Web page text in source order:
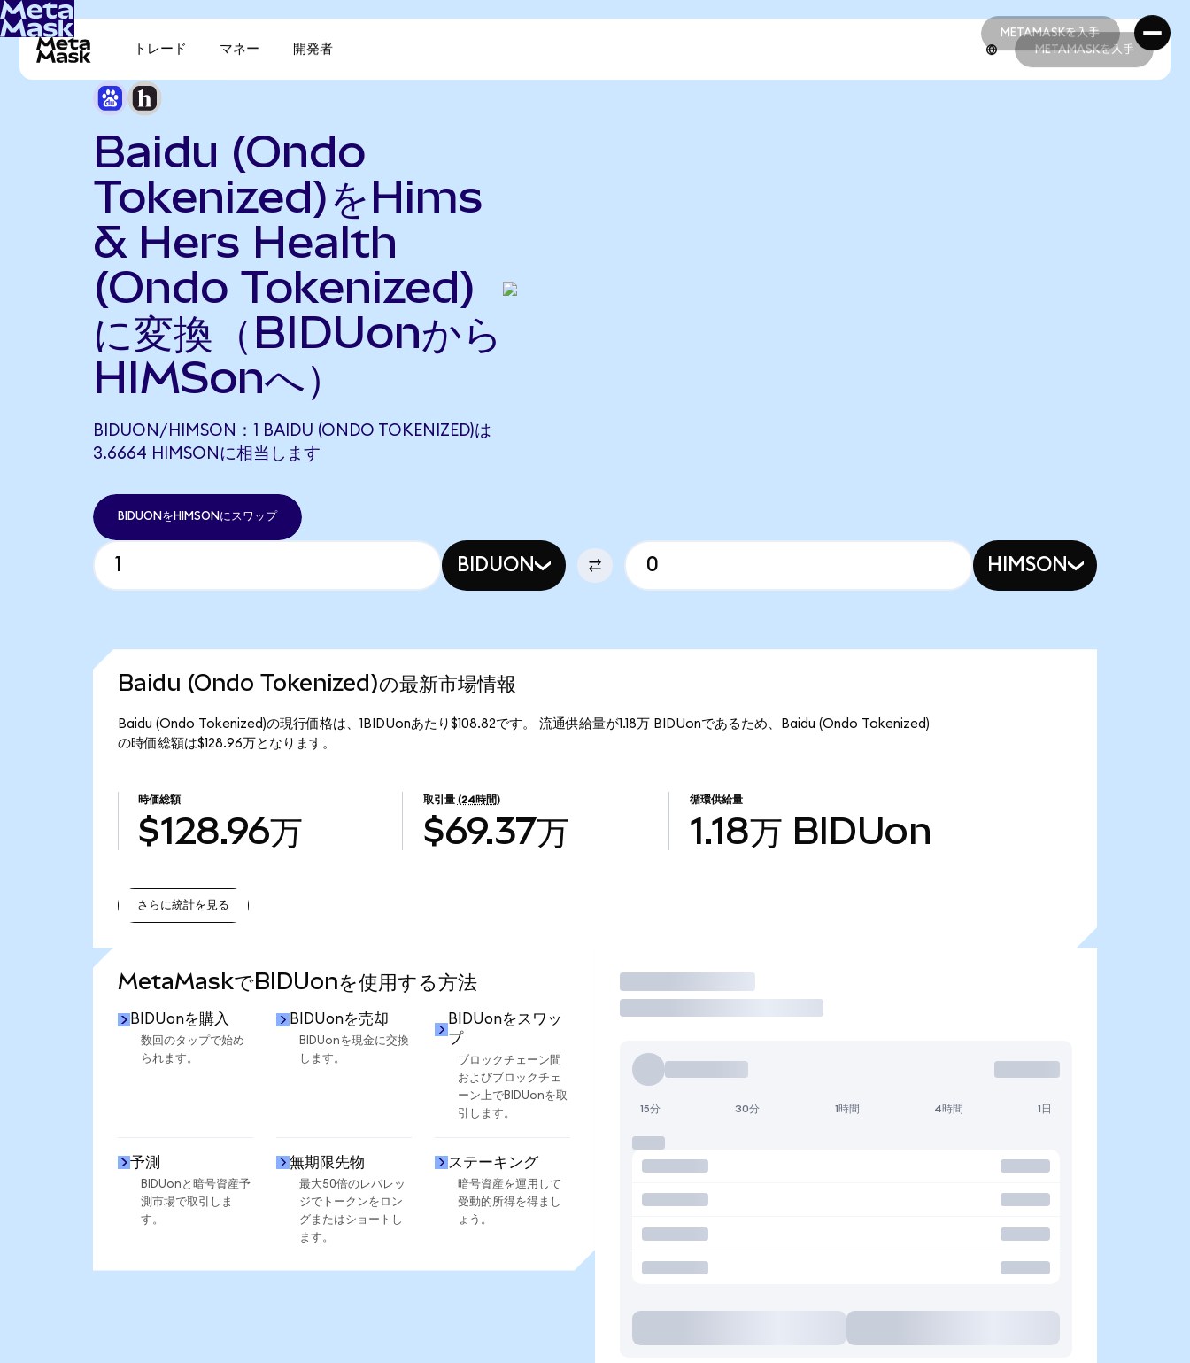
METAMASKを入手
METAMASKを入手
トレード マネー 開発者 METAMASKを入手
Baidu (Ondo
Tokenized)をHims
& Hers Health
(Ondo Tokenized)
に変換（BIDUonから
HIMSonへ）
BIDUON/HIMSON：1 BAIDU (ONDO TOKENIZED)は
3.6664 HIMSONに相当します
BIDUONをHIMSONにスワップ
BIDUON HIMSON
Baidu (Ondo Tokenized)の最新市場情報
Baidu (Ondo Tokenized)の現行価格は、1BIDUonあたり$108.82です。 流通供給量が1.18万 BIDUonであるため、Baidu (Ondo Tokenized)
の時価総額は$128.96万となります。
時価総額
$128.96万
取引量 (24時間)
$69.37万
循環供給量
1.18万 BIDUon
さらに統計を見る
MetaMaskでBIDUonを使用する方法
BIDUonを購入
数回のタップで始め
られます。
BIDUonを売却
BIDUonを現金に交換
します。
BIDUonをスワッ
プ
ブロックチェーン間
およびブロックチェ
ーン上でBIDUonを取
引します。
予測
BIDUonと暗号資産予
測市場で取引しま
す。
無期限先物
最大50倍のレバレッ
ジでトークンをロン
グまたはショートし
ます。
ステーキング
暗号資産を運用して
受動的所得を得まし
ょう。
取引
15分 30分 1時間 4時間 1日